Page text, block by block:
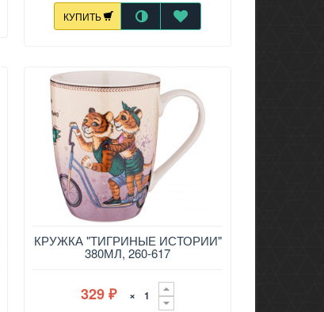
КУПИТЬ
КРУЖКА "ТИГРИНЫЕ ИСТОРИИ"
380МЛ, 260-617
329₽ ×